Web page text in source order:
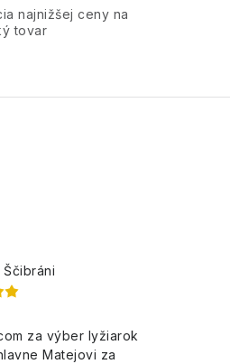
najnižšej ceny na
tovar
za výber lyžiarok
Matejovi za